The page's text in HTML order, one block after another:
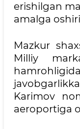
erishilgan
amalga
Mazkur
Milliy
Karimov
aeroportiga